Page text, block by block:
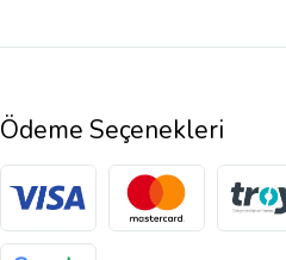
Ödeme Seçenekleri